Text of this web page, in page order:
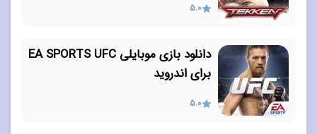
5.0
دانلود بازی موبایلی EA SPORTS UFC
برای اندروید
5.0